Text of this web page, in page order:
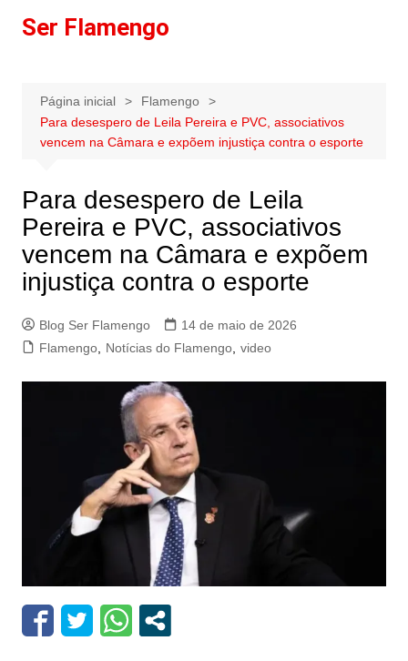
paraSer Flamengo
Página inicial
Flamengo
Para desespero de Leila Pereira e PVC, associativos
vencem na Câmara e expõem injustiça contra o esporte
Para desespero de Leila
Pereira e PVC, associativos
vencem na Câmara e expõem
injustiça contra o esporte
Blog Ser Flamengo
14 de maio de 2026
Flamengo, Notícias do Flamengo, video